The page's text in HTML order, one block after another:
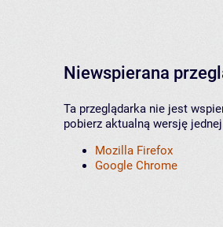
Niewspierana
Ta przeglądarka nie jest
pobierz aktualną wersję
Mozilla Firefox
Google Chrome